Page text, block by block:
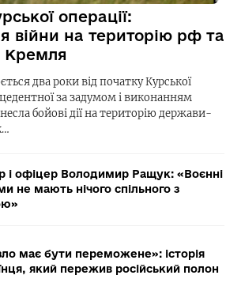
операції:
війни на територію рф та
Кремля
два роки від початку Курської
за задумом і виконанням
бойові дії на територію держави-
і офіцер Володимир Ращук: «Воєнні
не мають нічого спільного з
має бути переможене»: історія
який пережив російський полон